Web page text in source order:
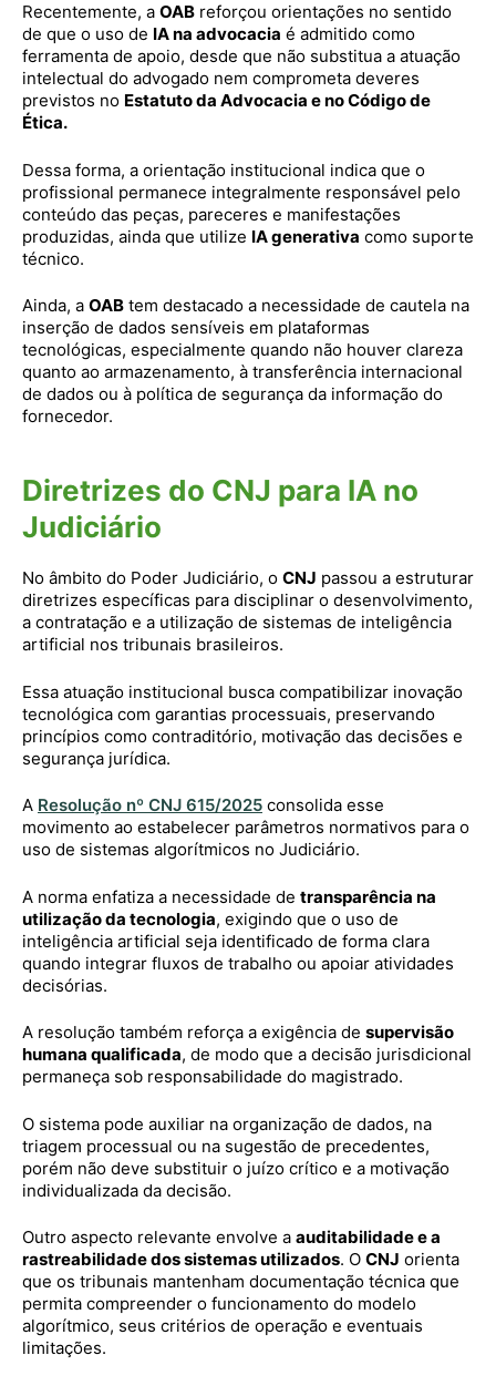
Recentemente, a OAB reforçou orientações no sentido
de que o uso de IA na advocacia é admitido como
ferramenta de apoio, desde que não substitua a atuação
intelectual do advogado nem comprometa deveres
previstos no Estatuto da Advocacia e no Código de
Ética.
Dessa forma, a orientação institucional indica que o
profissional permanece integralmente responsável pelo
conteúdo das peças, pareceres e manifestações
produzidas, ainda que utilize IA generativa como suporte
técnico.
Ainda, a OAB tem destacado a necessidade de cautela na
inserção de dados sensíveis em plataformas
tecnológicas, especialmente quando não houver clareza
quanto ao armazenamento, à transferência internacional
de dados ou à política de segurança da informação do
fornecedor.
Diretrizes do CNJ para IA no
Judiciário
No âmbito do Poder Judiciário, o CNJ passou a estruturar
diretrizes específicas para disciplinar o desenvolvimento,
a contratação e a utilização de sistemas de inteligência
artificial nos tribunais brasileiros.
Essa atuação institucional busca compatibilizar inovação
tecnológica com garantias processuais, preservando
princípios como contraditório, motivação das decisões e
segurança jurídica.
A Resolução nº CNJ 615/2025 consolida esse
movimento ao estabelecer parâmetros normativos para o
uso de sistemas algorítmicos no Judiciário.
A norma enfatiza a necessidade de transparência na
utilização da tecnologia, exigindo que o uso de
inteligência artificial seja identificado de forma clara
quando integrar fluxos de trabalho ou apoiar atividades
decisórias.
A resolução também reforça a exigência de supervisão
humana qualificada, de modo que a decisão jurisdicional
permaneça sob responsabilidade do magistrado.
O sistema pode auxiliar na organização de dados, na
triagem processual ou na sugestão de precedentes,
porém não deve substituir o juízo crítico e a motivação
individualizada da decisão.
Outro aspecto relevante envolve a auditabilidade e a
rastreabilidade dos sistemas utilizados. O CNJ orienta
que os tribunais mantenham documentação técnica que
permita compreender o funcionamento do modelo
algorítmico, seus critérios de operação e eventuais
limitações.